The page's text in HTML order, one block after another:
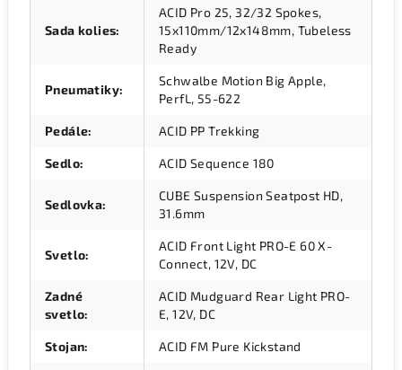
Sada kolies:
ACID Pro 25, 32/32 Spokes,
15x110mm/12x148mm, Tubeless
Ready
Pneumatiky:
Schwalbe Motion Big Apple,
PerfL, 55-622
Pedále: ACID PP Trekking
Sedlo: ACID Sequence 180
Sedlovka:
CUBE Suspension Seatpost HD,
31.6mm
Svetlo:
ACID Front Light PRO-E 60 X-
Connect, 12V, DC
Zadné
svetlo:
ACID Mudguard Rear Light PRO-
E, 12V, DC
Stojan: ACID FM Pure Kickstand